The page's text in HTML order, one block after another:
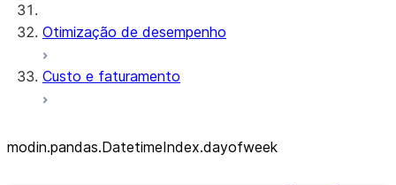
Otimização de desempenho
Custo e faturamento
modin.pandas.DatetimeIndex.dayofweek